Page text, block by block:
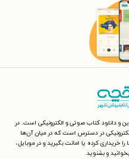
و دانلود کتاب صوتی و الکترونیکی است. در
در دسترس است که در میان آن‌ها
خریداری کرده یا امانت بگیرید و در موبایل،
و بشنوید.